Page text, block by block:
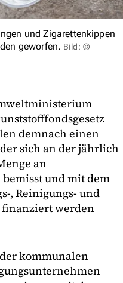
und Zigarettenkippen
geworfen. Bild: ©
demnach einen
sich an der jährlich
an
und mit dem
, Reinigungs- und
werden
kommunalen